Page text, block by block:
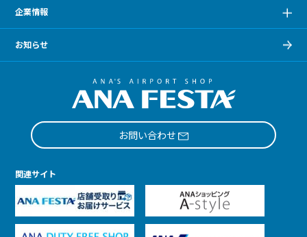
企業情報
お知らせ
お問い合わせ
関連サイト